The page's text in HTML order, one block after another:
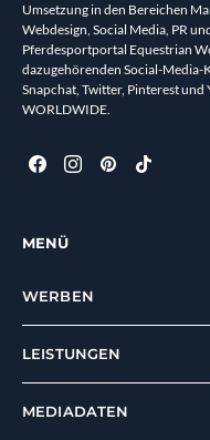
Umsetzung in den Bereichen
Webdesign, Social Media, PR
Pferdesportportal Equestrian
dazugehörenden Social-Media-
Snapchat, Twitter, Pinterest und
WORLDWIDE.
MENÜ
WERBEN
LEISTUNGEN
MEDIADATEN